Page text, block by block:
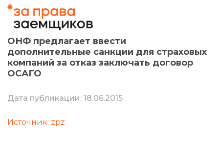
ОНФ предлагает ввести
дополнительные санкции для страховых
компаний за отказ заключать договор
ОСАГО
Дата публикации: 18.06.2015
Источник: zpz